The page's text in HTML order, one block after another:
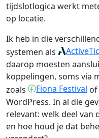
tijdslotlogica werkt
op locatie.
Ik heb in die
systemen als
daarop moesten
koppelingen, soms via
zoals
Fiona Festival
WordPress. In al die
relevant: welk deel van
en hoe houd je dat